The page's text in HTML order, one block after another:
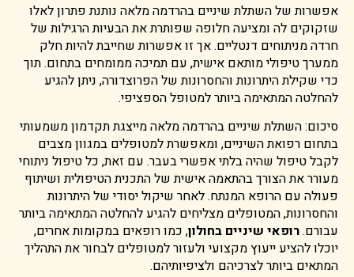
אפשרות של השתלת שיניים בהרדמה מלאה נותנת פתרון לאלו
שזקוקים לה ומציעה חלופה שפותרת את הבעיות הרגילות של
חרדה מניתוחים דנטליים. אך זו אפשרות שחייבת להיות חלק
ממערך טיפולי מותאם אישית, עם תמיכה ממומחים בתחום. תוך
כדי שקילת היתרונות והחסרונות של הפרוצדורה, ניתן להגיע
להחלטה המתאימה ביותר למטופל הספציפי.
סיכום: השתלת שיניים בהרדמה מלאה מייצגת תקדמון משמעותי
בתחום רפואת השיניים, ומאפשרת למטופלים במגוון מצבים
לקבל טיפול שהיה בלתי אפשרי בעבר. עם זאת, כל טיפול ניתוחי
מעורר את הצורך בהתאמה אישית של התכנית הטיפולית ושיתוף
פעולה עם הרופא המנתח. לאחר שיקול יסודי של היתרונות
והחסרונות, המטופלים מצליחים להגיע להחלטה המתאימה ביותר
עבורם.רופאי שיניים בחולון, כמו רופאים במקומות אחרים,
יוכלו להציע ייעוץ מקצועי ולעזור למטופלים לבחור את התהליך
המתאים ביותר לצרכיהם ולציפיותיהם.